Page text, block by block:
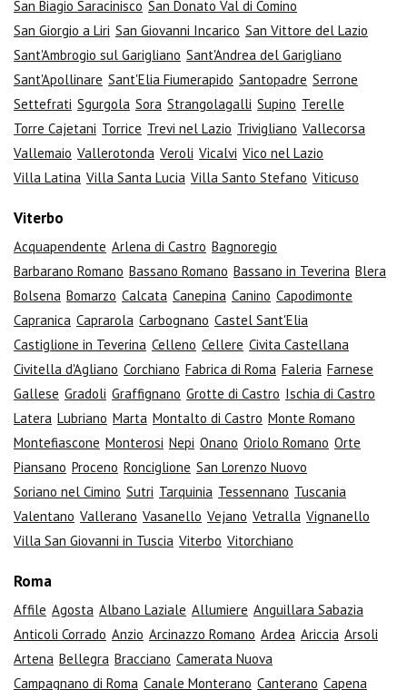
San Biagio Saracinisco San Donato Val di Comino
San Giorgio a Liri San Giovanni Incarico San Vittore del Lazio
Sant'Ambrogio sul Garigliano Sant'Andrea del Garigliano
Sant'Apollinare Sant'Elia Fiumerapido Santopadre Serrone
Settefrati Sgurgola Sora Strangolagalli Supino Terelle
Torre Cajetani Torrice Trevi nel Lazio Trivigliano Vallecorsa
Vallemaio Vallerotonda Veroli Vicalvi Vico nel Lazio
Villa Latina Villa Santa Lucia Villa Santo Stefano Viticuso
Viterbo
Acquapendente Arlena di Castro Bagnoregio
Barbarano Romano Bassano Romano Bassano in Teverina Blera
Bolsena Bomarzo Calcata Canepina Canino Capodimonte
Capranica Caprarola Carbognano Castel Sant'Elia
Castiglione in Teverina Celleno Cellere Civita Castellana
Civitella d'Agliano Corchiano Fabrica di Roma Faleria Farnese
Gallese Gradoli Graffignano Grotte di Castro Ischia di Castro
Latera Lubriano Marta Montalto di Castro Monte Romano
Montefiascone Monterosi Nepi Onano Oriolo Romano Orte
Piansano Proceno Ronciglione San Lorenzo Nuovo
Soriano nel Cimino Sutri Tarquinia Tessennano Tuscania
Valentano Vallerano Vasanello Vejano Vetralla Vignanello
Villa San Giovanni in Tuscia Viterbo Vitorchiano
Roma
Affile Agosta Albano Laziale Allumiere Anguillara Sabazia
Anticoli Corrado Anzio Arcinazzo Romano Ardea Ariccia Arsoli
Artena Bellegra Bracciano Camerata Nuova
Campagnano di Roma Canale Monterano Canterano Capena